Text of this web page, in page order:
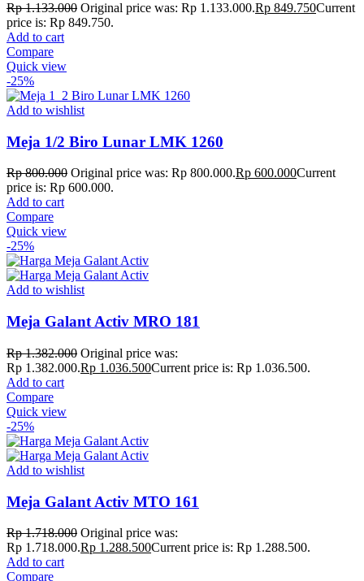
Rp1.133.000 Original price was: Rp 1.133.000.Rp 849.750Current
price is: Rp 849.750.
Add to cart
Compare
Quick view
-25%
Add to wishlist
Meja 1/2 Biro Lunar LMK 1260
Rp800.000 Original price was: Rp 800.000.Rp 600.000Current
price is: Rp 600.000.
Add to cart
Compare
Quick view
-25%
Add to wishlist
Meja Galant Activ MRO 181
Rp1.382.000 Original price was:
Rp 1.382.000.Rp 1.036.500Current price is: Rp 1.036.500.
Add to cart
Compare
Quick view
-25%
Add to wishlist
Meja Galant Activ MTO 161
Rp1.718.000 Original price was:
Rp 1.718.000.Rp 1.288.500Current price is: Rp 1.288.500.
Add to cart
Compare